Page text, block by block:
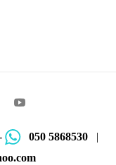
050 5868530|